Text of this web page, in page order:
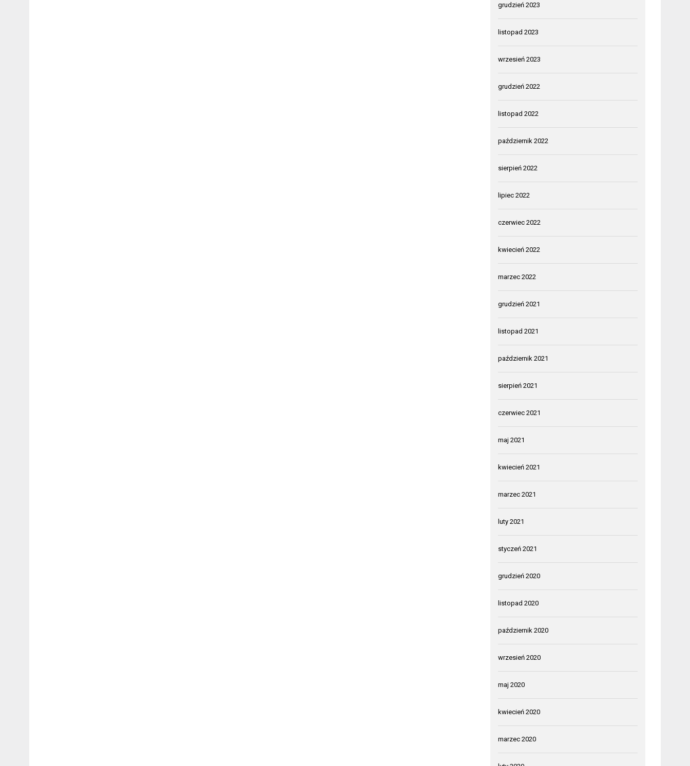
grudzień 2023
listopad 2023
wrzesień 2023
grudzień 2022
listopad 2022
październik 2022
sierpień 2022
lipiec 2022
czerwiec 2022
kwiecień 2022
marzec 2022
grudzień 2021
listopad 2021
październik 2021
sierpień 2021
czerwiec 2021
maj 2021
kwiecień 2021
marzec 2021
luty 2021
styczeń 2021
grudzień 2020
listopad 2020
październik 2020
wrzesień 2020
maj 2020
kwiecień 2020
marzec 2020